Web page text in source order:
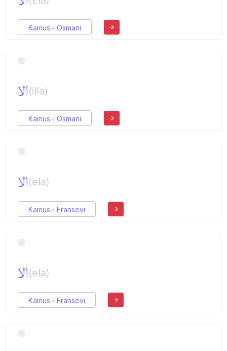
Kamus-ı Osmani
الا(illa)
Kamus-ı Osmani
الا(ela)
Kamus-ı Fransevi
الا(ela)
Kamus-ı Fransevi